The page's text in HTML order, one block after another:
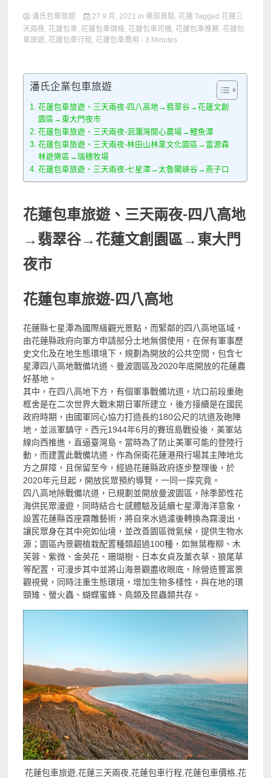
潘氏包車旅遊 27 9 月, 2021 in 東部景點, 花蓮 Tagged 花蓮三
天兩夜, 花蓮包車, 花蓮包車價格, 花蓮包車司機, 花蓮包車推薦, 花蓮包
車旅遊, 花蓮包車行程, 花蓮包車費用 - 3 Minutes
潘氏企業包車旅遊
花蓮包車旅遊、三天兩夜-四八高地→翡翠谷→花蓮文創
園區→東大門夜市
花蓮包車旅遊、三天兩夜-洄瀾灣開心農場→鯉魚潭
花蓮包車旅遊、三天兩夜-林田山林業文化園區→富源森
林遊樂區→瑞穗牧場
花蓮包車旅遊、三天兩夜-七星潭→太魯閣峽谷→燕子口
花蓮包車旅遊、三天兩夜-四八高地
→翡翠谷→花蓮文創園區→東大門
夜市
花蓮包車旅遊-四八高地
花蓮縣七星潭為國際級觀光景點，而緊鄰的四八高地區域，
由花蓮縣政府向軍方申請部分土地無償使用，在保有軍事歷
史文化及在地生態環境下，規劃為開放的公共空間，包含七
星潭四八高地戰備坑道、曼波園區及2020年底開放的花蓮農
好基地。
其中，在四八高地下方，有個軍事戰備坑道，坑口前段重砲
框舍是在二次世界大戰末期日軍所建立，後方接續是在國民
政府時期，由國軍同心協力打造長約180公尺的坑道及砲陣
地，並派軍鎮守。西元1944年6月的賽班島戰役後，美軍站
線向西推進，直逼臺灣島。當時為了防止美軍可能的登陸行
動，而建置此戰備坑道，作為保衛花蓮港飛行場其主陣地北
方之屏障，且保留至今，經過花蓮縣政府逐步整理後，於
2020年元旦起，開放民眾預約導覽，一同一探究竟。
四八高地除戰備坑道，已規劃並開放曼波園區，除季節性花
海供民眾漫遊，同時結合七感體驗及延續七星潭海洋意象，
設置花蓮縣首座霧雕藝術，將自來水過濾後轉換為霧漫出，
讓民眾身在其中宛如仙境，並改善園區微氣候，提供生物水
源；園區內景觀植栽配置種類超過100種，如無葉檉柳、木
芙蓉、紫微、金英花、珊瑚樹、日本女貞及薰衣草、狼尾草
等配置，可漫步其中並將山海景觀盡收眼底，除營造豐富景
觀視覺，同時注重生態環境，增加生物多樣性，與在地的環
頸雉、螢火蟲、蝴蝶蜜蜂、鳥類及昆蟲類共存。
花蓮包車旅遊,花蓮三天兩夜,花蓮包車行程,花蓮包車價格,花